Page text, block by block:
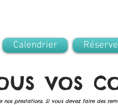
Calendrier
vos
prestations. Si vous devez faire des